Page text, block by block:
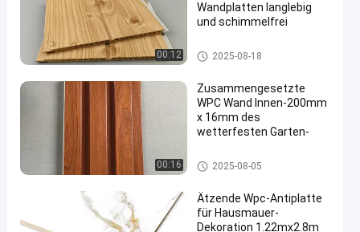
Innenwand-
Umhüllung
#
WPC-
Wand-
Umhüllung
r
e
00:12
Wandplatten langlebig
und schimmelfrei
WPC-Wand
2025-08-18
00:16
Zusammengesetzte
WPC Wand Innen-200mm
x 16mm des
wetterfesten Garten-
WPC-Wand
2025-08-05
Ätzende Wpc-Antiplatte
für Hausmauer-
Dekoration 1.22mx2.8m